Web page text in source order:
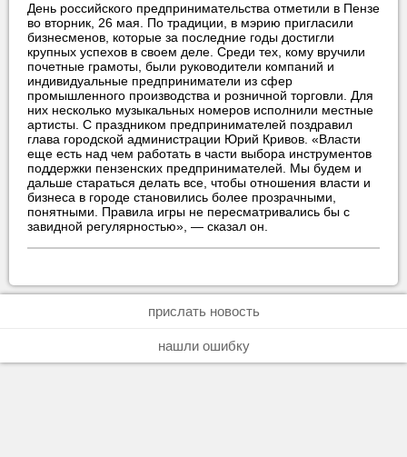
День российского предпринимательства отметили в Пензе
во вторник, 26 мая. По традиции, в мэрию пригласили
бизнесменов, которые за последние годы достигли
крупных успехов в своем деле. Среди тех, кому вручили
почетные грамоты, были руководители компаний и
индивидуальные предприниматели из сфер
промышленного производства и розничной торговли. Для
них несколько музыкальных номеров исполнили местные
артисты. С праздником предпринимателей поздравил
глава городской администрации Юрий Кривов. «Власти
еще есть над чем работать в части выбора инструментов
поддержки пензенских предпринимателей. Мы будем и
дальше стараться делать все, чтобы отношения власти и
бизнеса в городе становились более прозрачными,
понятными. Правила игры не пересматривались бы с
завидной регулярностью», — сказал он.
прислать новость
нашли ошибку